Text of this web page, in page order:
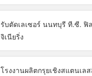
รับตัดเลเซอร์ นนทบุรี ที.ซี. ฟิ
จิเนียริ่ง
โรงงานผลิตกรุยเชิงสแตนเล